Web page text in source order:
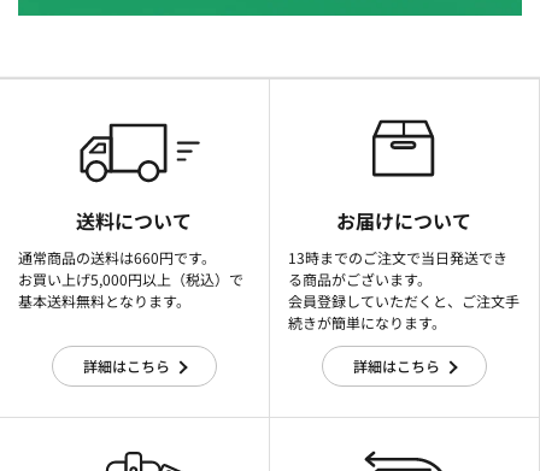
送料について
通常商品の送料は660円です。
お買い上げ5,000円以上（税込）で
基本送料無料となります。
詳細はこちら
お届けについて
13時までのご注文で当日発送でき
る商品がございます。
会員登録していただくと、ご注文手
続きが簡単になります。
詳細はこちら